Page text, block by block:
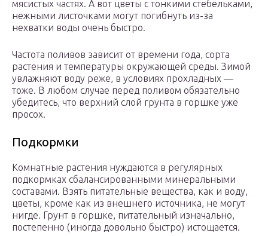
мясистых частях. А вот цветы с тонкими стебельками,
нежными листочками могут погибнуть из-за
нехватки воды очень быстро.
Частота поливов зависит от времени года, сорта
растения и температуры окружающей среды. Зимой
увлажняют воду реже, в условиях прохладных —
тоже. В любом случае перед поливом обязательно
убедитесь, что верхний слой грунта в горшке уже
просох.
Подкормки
Комнатные растения нуждаются в регулярных
подкормках сбалансированными минеральными
составами. Взять питательные вещества, как и воду,
цветы, кроме как из внешнего источника, не могут
нигде. Грунт в горшке, питательный изначально,
постепенно (иногда довольно быстро) истощается.